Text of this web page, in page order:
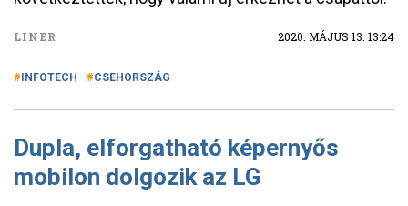
LINER 2020. MÁJUS 13. 13:24
INFOTECH CSEHORSZÁG
Dupla, elforgatható képernyős
mobilon dolgozik az LG